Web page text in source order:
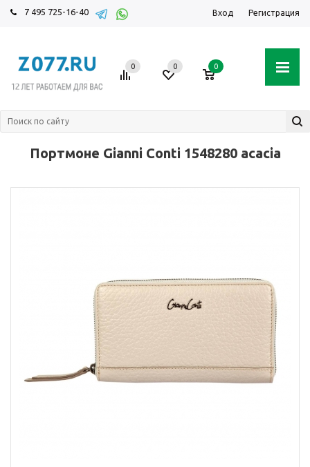
7 495 725-16-40 Вход Регистрация
0 0 0
Портмоне Gianni Conti 1548280 acacia